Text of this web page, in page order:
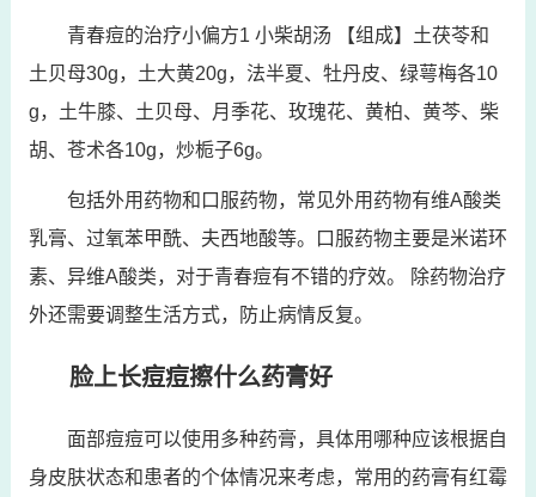
青春痘的治疗小偏方1 小柴胡汤 【组成】土茯苓和
土贝母30g，土大黄20g，法半夏、牡丹皮、绿萼梅各10
g，土牛膝、土贝母、月季花、玫瑰花、黄柏、黄芩、柴
胡、苍术各10g，炒栀子6g。
包括外用药物和口服药物，常见外用药物有维A酸类
乳膏、过氧苯甲酰、夫西地酸等。口服药物主要是米诺环
素、异维A酸类，对于青春痘有不错的疗效。 除药物治疗
外还需要调整生活方式，防止病情反复。
脸上长痘痘擦什么药膏好
面部痘痘可以使用多种药膏，具体用哪种应该根据自
身皮肤状态和患者的个体情况来考虑，常用的药膏有红霉